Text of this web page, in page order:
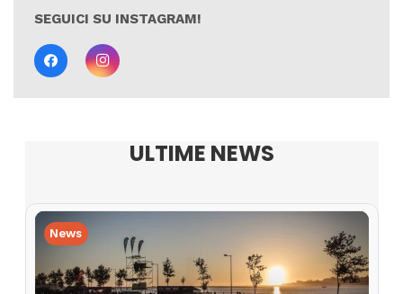
SEGUICI SU INSTAGRAM!
ULTIME NEWS
News